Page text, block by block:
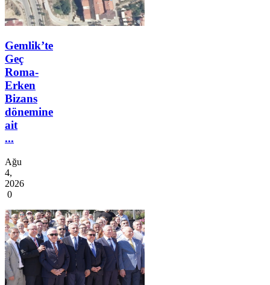
Gemlik’te
Geç
Roma-
Erken
Bizans
dönemine
ait
...
Ağu
4,
2026
0